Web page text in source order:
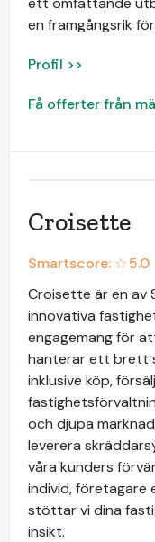
en framgångsrik
Profil >>
Få offerter från
Croisette
Smartscore: ☆5.0
Croisette är en av
innovativa
engagemang för
hanterar ett brett
inklusive köp,
och djupa
leverera
våra kunders
individ, företagare
stöttar vi dina
insikt.